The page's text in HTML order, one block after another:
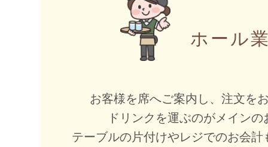
ホール
お客様を席へご案内し、注文を
ドリンクを運ぶのがメイン
テーブルの片付けやレジでのお会計